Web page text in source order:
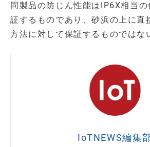
同製品の防じん性能はIP6X相当
証するものであり、砂浜の上に直
方法に対して保証するものではな
IoTNEWS編集